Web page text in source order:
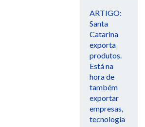
ARTIGO:
Santa
Catarina
exporta
produtos.
Está na
hora de
também
exportar
empresas,
tecnologia